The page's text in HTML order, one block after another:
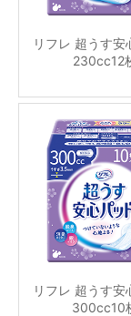
リフレ 超うす安
230cc12
リフレ 超うす安
300cc10